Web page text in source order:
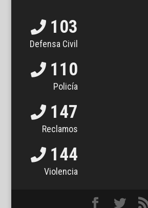
103
Defensa Civil
110
Policía
147
Reclamos
144
Violencia